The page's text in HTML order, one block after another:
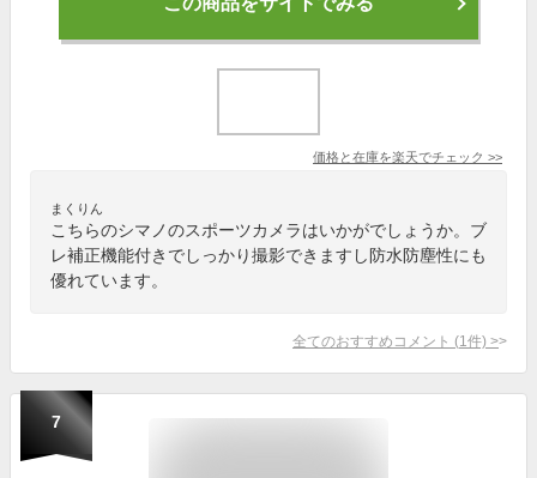
価格と在庫を楽天でチェック >>
まくりん
こちらのシマノのスポーツカメラはいかがでしょうか。ブ
レ補正機能付きでしっかり撮影できますし防水防塵性にも
優れています。
全てのおすすめコメント (1 件) >
7